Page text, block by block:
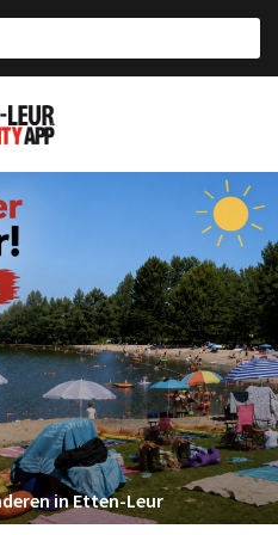
in Etten-Leur